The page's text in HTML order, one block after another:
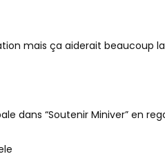
mais ça aiderait beaucoup la
dans “Soutenir Miniver” en